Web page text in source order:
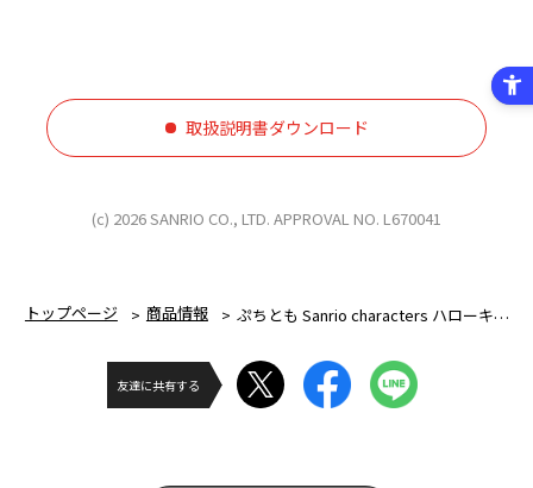
取扱説明書ダウンロード
(c) 2026 SANRIO CO., LTD. APPROVAL NO. L670041
トップページ 商品情報 ぷちとも Sanrio characters ハローキティのせんたくき
友達に共有する